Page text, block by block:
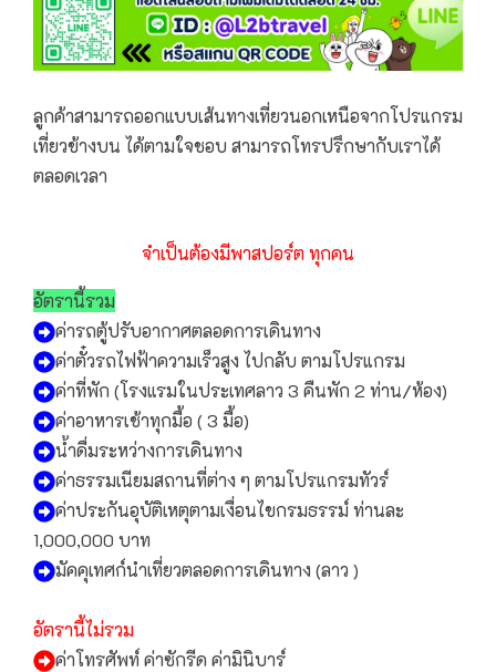
ลูกค้าสามารถออกแบบเส้นทางเที่ยวนอกเหนือจากโปรแกรม
เที่ยวข้างบน ได้ตามใจชอบ สามารถโทรปรึกษากับเราได้
ตลอดเวลา
จำเป็นต้องมีพาสปอร์ต ทุกคน
อัตรานี้รวม
ค่ารถตู้ปรับอากาศตลอดการเดินทาง
ค่าตั๋วรถไฟฟ้าความเร็วสูง ไปกลับ ตามโปรแกรม
ค่าที่พัก (โรงแรมในประเทศลาว 3 คืนพัก 2 ท่าน/ห้อง)
ค่าอาหารเช้าทุกมื้อ ( 3 มื้อ)
น้ำดื่มระหว่างการเดินทาง
ค่าธรรมเนียมสถานที่ต่าง ๆ ตามโปรแกรมทัวร์
ค่าประกันอุบัติเหตุตามเงื่อนไขกรมธรรม์ ท่านละ
1,000,000 บาท
มัคคุเทศก์นำเที่ยวตลอดการเดินทาง (ลาว )
อัตรานี้ไม่รวม
ค่าโทรศัพท์ ค่าซักรีด ค่ามินิบาร์